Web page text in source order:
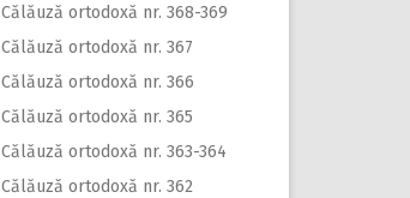
Călăuză ortodoxă nr. 368-369
Călăuză ortodoxă nr. 367
Călăuză ortodoxă nr. 366
Călăuză ortodoxă nr. 365
Călăuză ortodoxă nr. 363-364
Călăuză ortodoxă nr. 362